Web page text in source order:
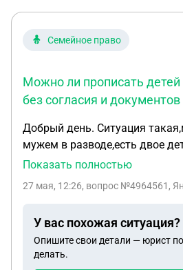
Семейное право
Можно ли прописать
без согласия и
Добрый день. Ситуация
мужем в разводе,есть двое
проживают со мной,мы
ситуация поменялась,я
зарегистрировать детей,но
бывший муж,либо хотя бы
паспорта,ни того,ни другого
Показать полностью
27 мая, 12:26, вопрос №4964561,
У вас похожая ситуация?
Опишите свои детали — юрист
делать.